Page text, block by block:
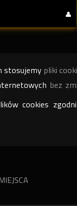
stosujemy pliki
bez
cookies